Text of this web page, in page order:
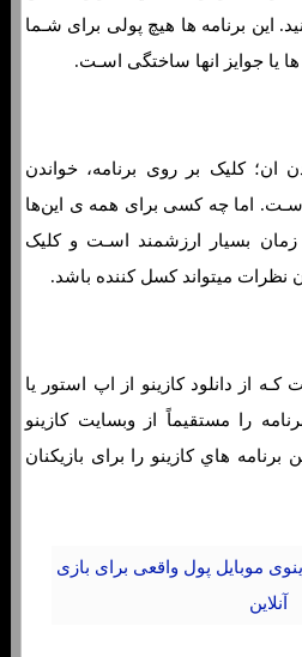
این برنامه ها هیچ پولی برای شـما
ها یا جوایز انها ساختگی اسـت.
کلیک بر روی برنامه، خواندن
اما چه کسی برای همه ی این‌ها
زمان بسیار ارزشمند اسـت و کلیک
نظرات میتواند کسل کننده باشد.
کـه از دانلود کازینو از اپ استور یا
را مستقیماً از وبسایت کازینو
برنامه هاي‌ کازینو را برای بازیکنان